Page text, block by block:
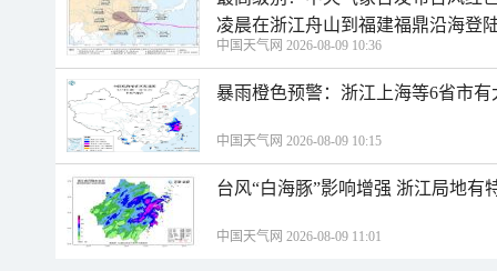
凌晨在浙江舟山到福建福鼎沿海登
中国天气网 2026-08-09 10:36
暴雨橙色预警：浙江上海等6省市
中国天气网 2026-08-09 10:15
台风“白海豚”影响增强 浙江局地有
中国天气网 2026-08-09 11:01